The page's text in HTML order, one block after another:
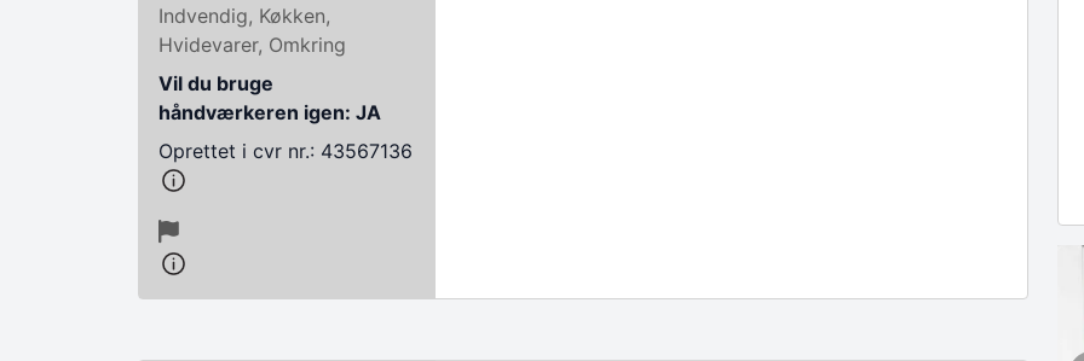
Indvendig, Køkken,
Hvidevarer, Omkring
Vil du bruge
håndværkeren igen: JA
Oprettet i cvr nr.: 43567136